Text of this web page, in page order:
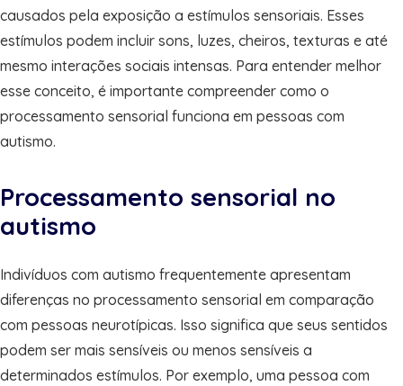
causados pela exposição a estímulos sensoriais. Esses
estímulos podem incluir sons, luzes, cheiros, texturas e até
mesmo interações sociais intensas. Para entender melhor
esse conceito, é importante compreender como o
processamento sensorial funciona em pessoas com
autismo.
Processamento sensorial no
autismo
Indivíduos com autismo frequentemente apresentam
diferenças no processamento sensorial em comparação
com pessoas neurotípicas. Isso significa que seus sentidos
podem ser mais sensíveis ou menos sensíveis a
determinados estímulos. Por exemplo, uma pessoa com